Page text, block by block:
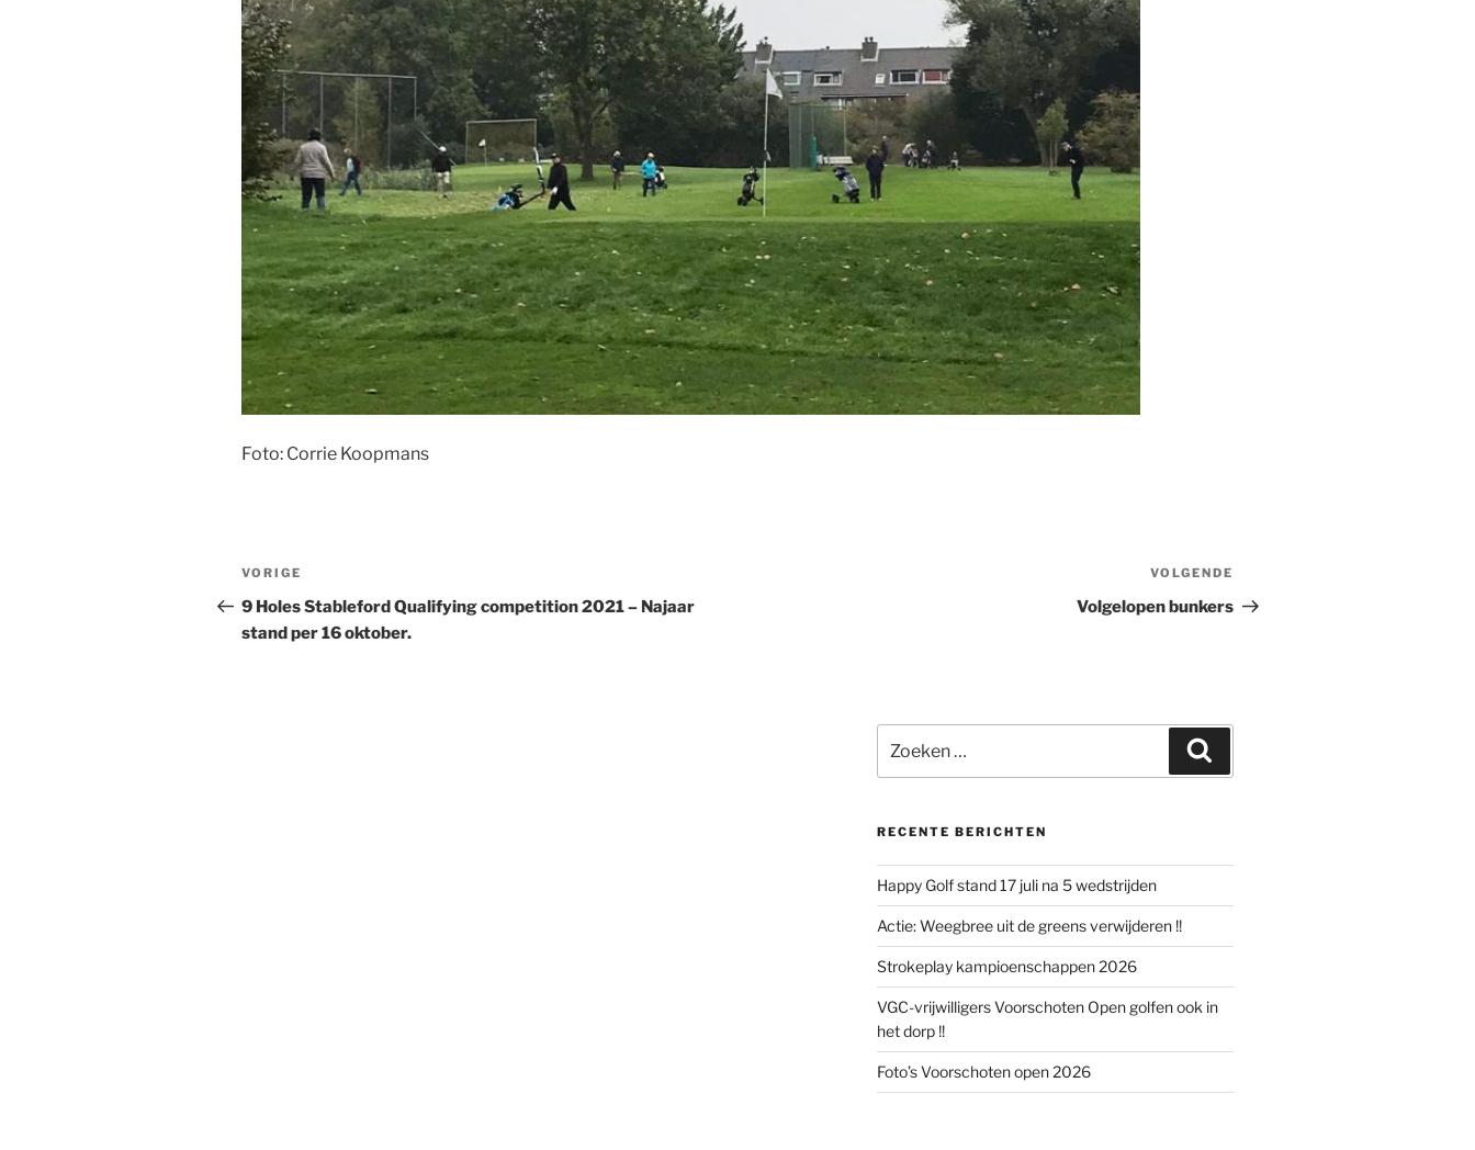
Foto: Corrie Koopmans
Bericht
navigatie
Vorig
bericht
VORIGE
9 Holes Stableford Qualifying competition 2021 – Najaar
stand per 16 oktober.
bericht
VOLGENDE
Volgelopen bunkers
naar:
RECENTE BERICHTEN
Happy Golf stand 17 juli na 5 wedstrijden
Actie: Weegbree uit de greens verwijderen !!
Strokeplay kampioenschappen 2026
VGC-vrijwilligers Voorschoten Open golfen ook in
het dorp !!
Foto’s Voorschoten open 2026